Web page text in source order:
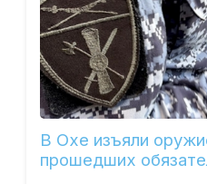
В Охе изъяли
прошедших